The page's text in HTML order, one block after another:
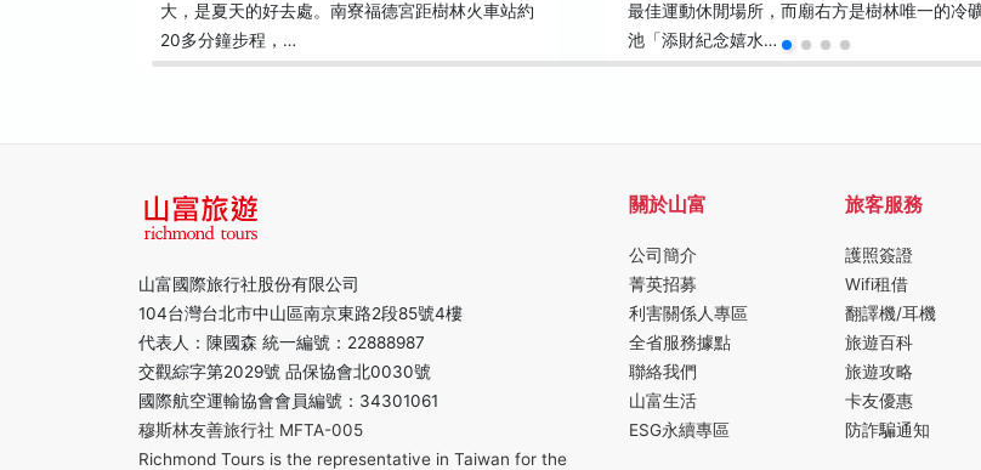
大，是夏天的好去處。南寮福德宮距樹林火車站約
20多分鐘步程，…
最佳運動休閒場所，而廟右方是樹林唯一的冷
池「添財紀念嬉水…
山富國際旅行社股份有限公司
104台灣台北市中山區南京東路2段85號4樓
代表人：陳國森 統一編號：22888987
交觀綜字第2029號 品保協會北0030號
國際航空運輸協會會員編號：34301061
穆斯林友善旅行社 MFTA-005
Richmond Tours is the representative in Taiwan for the
關於山富
公司簡介
菁英招募
利害關係人專區
全省服務據點
聯絡我們
山富生活
ESG永續專區
旅客服務
護照簽證
Wifi租借
翻譯機/耳機
旅遊百科
旅遊攻略
卡友優惠
防詐騙通知